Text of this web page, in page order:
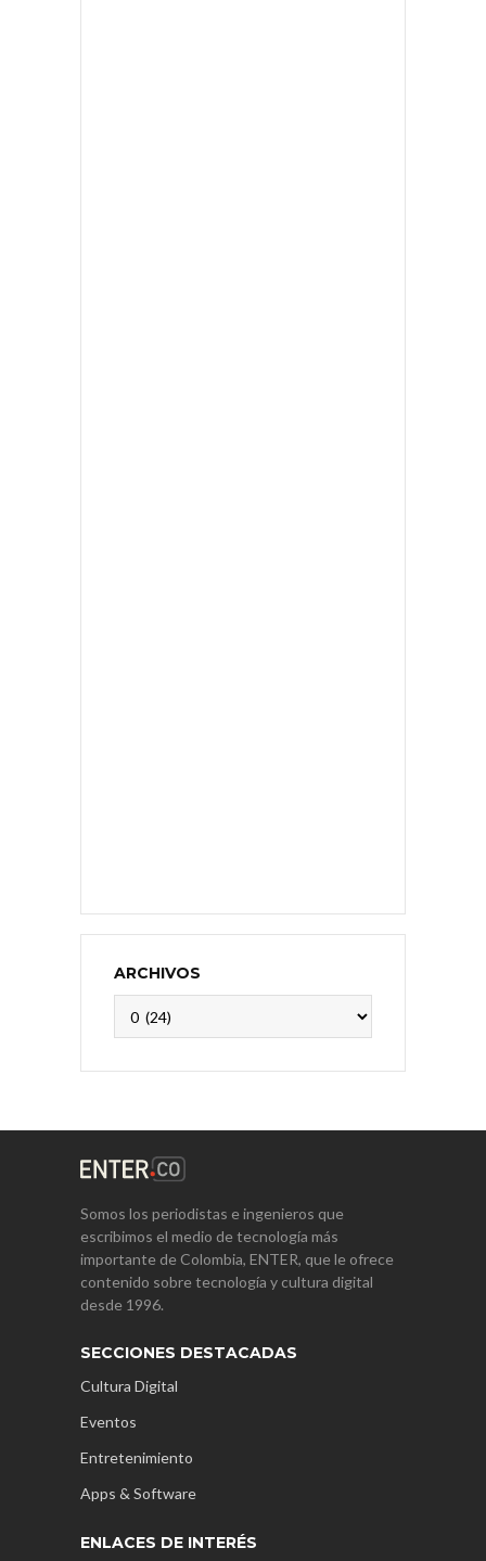
ARCHIVOS
Somos los periodistas e ingenieros que
escribimos el medio de tecnología más
importante de Colombia, ENTER, que le ofrece
contenido sobre tecnología y cultura digital
desde 1996.
SECCIONES DESTACADAS
Cultura Digital
Eventos
Entretenimiento
Apps & Software
ENLACES DE INTERÉS